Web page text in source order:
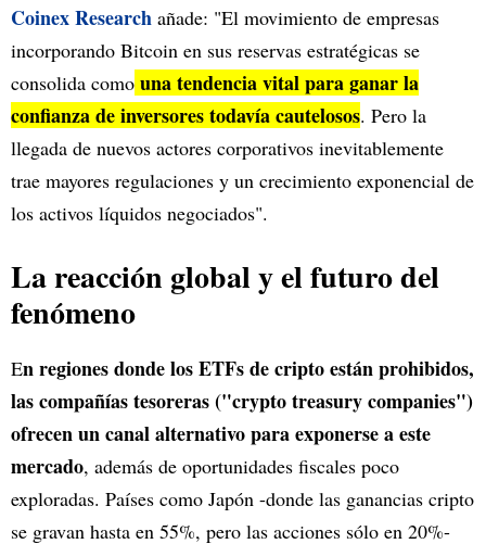
Coinex Research añade: "El movimiento de empresas
incorporando Bitcoin en sus reservas estratégicas se
consolida como una tendencia vital para ganar la
confianza de inversores todavía cautelosos. Pero la
llegada de nuevos actores corporativos inevitablemente
trae mayores regulaciones y un crecimiento exponencial de
los activos líquidos negociados".
La reacción global y el futuro del
fenómeno
En regiones donde los ETFs de cripto están prohibidos,
las compañías tesoreras ("crypto treasury companies")
ofrecen un canal alternativo para exponerse a este
mercado, además de oportunidades fiscales poco
exploradas. Países como Japón -donde las ganancias cripto
se gravan hasta en 55%, pero las acciones sólo en 20%-